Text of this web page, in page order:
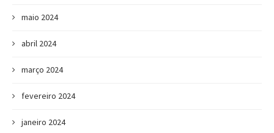
maio 2024
abril 2024
março 2024
fevereiro 2024
janeiro 2024